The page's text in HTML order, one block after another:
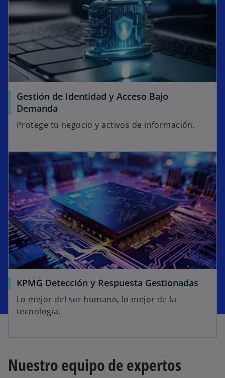
Gestión de Identidad y Acceso Bajo
Demanda
Protege tu negocio y activos de información.
KPMG Detección y Respuesta Gestionadas
Lo mejor del ser humano, lo mejor de la
tecnología.
Nuestro equipo de expertos